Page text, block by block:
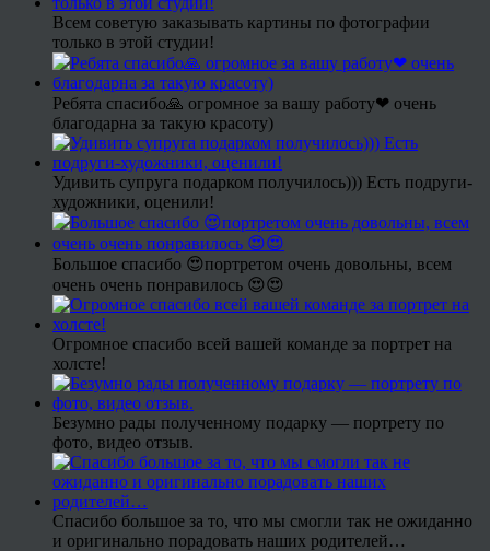
Всем советую заказывать картины по фотографии
только в этой студии!
Ребята спасибо🙏 огромное за вашу работу❤ очень
благодарна за такую красоту)
Удивить супруга подарком получилось))) Есть подруги-
художники, оценили!
Большое спасибо 😍портретом очень довольны, всем
очень очень понравилось 😍😍
Огромное спасибо всей вашей команде за портрет на
холсте!
Безумно рады полученному подарку — портрету по
фото, видео отзыв.
Спасибо большое за то, что мы смогли так не ожиданно
и оригинально порадовать наших родителей…